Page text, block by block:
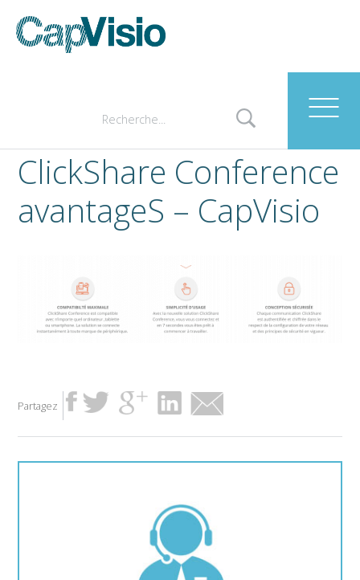
ClickShare Conference
avantageS – CapVisio
Partagez